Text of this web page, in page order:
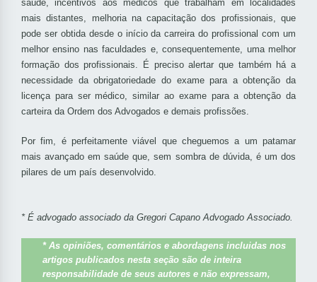
saúde, incentivos aos médicos que trabalham em localidades
mais distantes, melhoria na capacitação dos profissionais, que
pode ser obtida desde o início da carreira do profissional com um
melhor ensino nas faculdades e, consequentemente, uma melhor
formação dos profissionais. É preciso alertar que também há a
necessidade da obrigatoriedade do exame para a obtenção da
licença para ser médico, similar ao exame para a obtenção da
carteira da Ordem dos Advogados e demais profissões.
Por fim, é perfeitamente viável que cheguemos a um patamar
mais avançado em saúde que, sem sombra de dúvida, é um dos
pilares de um país desenvolvido.
* É advogado associado da Gregori Capano Advogado Associado.
* As opiniões, comentários e abordagens incluidas nos
artigos publicados nesta seção são de inteira
responsabilidade de seus autores e não expressam,